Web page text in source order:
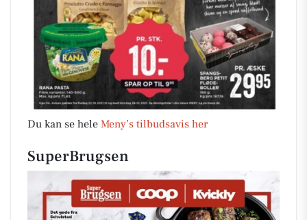
Du kan se hele Meny’s tilbudsavis her
SuperBrugsen